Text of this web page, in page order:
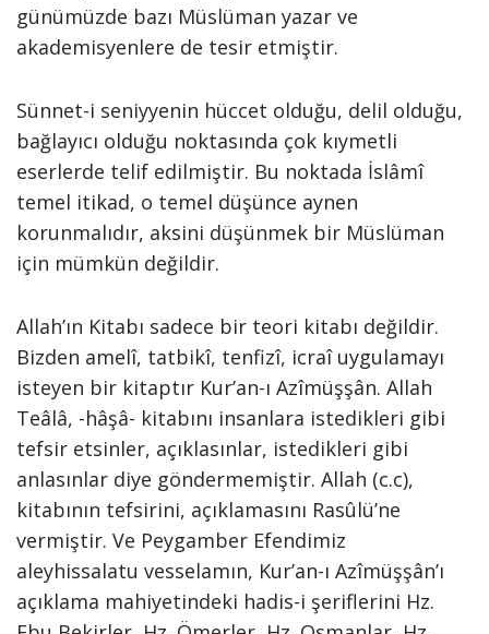
günümüzde bazı Müslüman yazar ve
akademisyenlere de tesir etmiştir.
Sünnet-i seniyyenin hüccet olduğu, delil olduğu,
bağlayıcı olduğu noktasında çok kıymetli
eserlerde telif edilmiştir. Bu noktada İslâmî
temel itikad, o temel düşünce aynen
korunmalıdır, aksini düşünmek bir Müslüman
için mümkün değildir.
Allah’ın Kitabı sadece bir teori kitabı değildir.
Bizden amelî, tatbikî, tenfizî, icraî uygulamayı
isteyen bir kitaptır Kur’an-ı Azîmüşşân. Allah
Teâlâ, -hâşâ- kitabını insanlara istedikleri gibi
tefsir etsinler, açıklasınlar, istedikleri gibi
anlasınlar diye göndermemiştir. Allah (c.c),
kitabının tefsirini, açıklamasını Rasûlü’ne
vermiştir. Ve Peygamber Efendimiz
aleyhissalatu vesselamın, Kur’an-ı Azîmüşşân’ı
açıklama mahiyetindeki hadis-i şeriflerini Hz.